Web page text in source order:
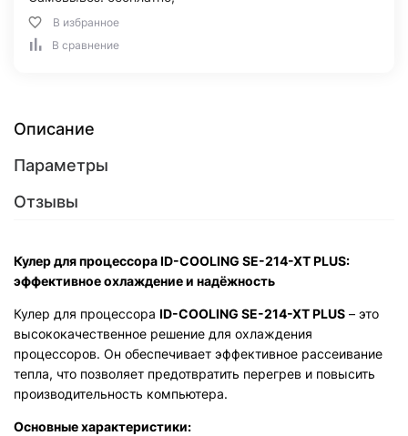
В избранное
В сравнение
Описание
Параметры
Отзывы
Кулер для процессора ID-COOLING SE-214-XT PLUS:
эффективное охлаждение и надёжность
Кулер для процессора ID-COOLING SE-214-XT PLUS – это
высококачественное решение для охлаждения
процессоров. Он обеспечивает эффективное рассеивание
тепла, что позволяет предотвратить перегрев и повысить
производительность компьютера.
Основные характеристики: